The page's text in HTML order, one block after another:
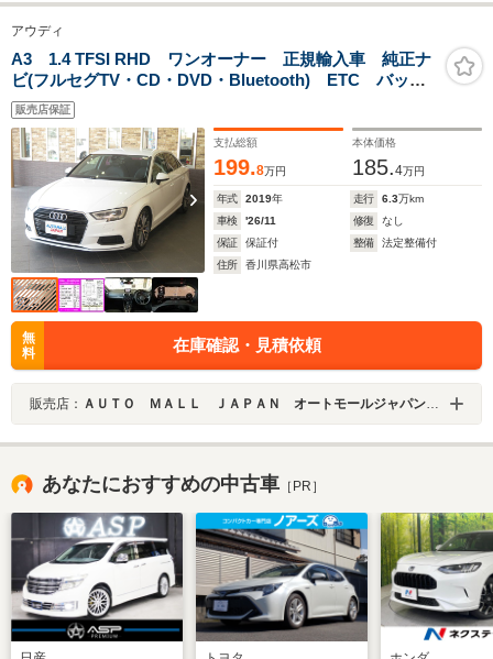
アウディ
A3 1.4 TFSI RHD ワンオーナー 正規輸入車 純正ナ
ビ(フルセグTV・CD・DVD・Bluetooth) ETC バック
カメラ ドライブレコーダー アウディプレセンス リ
アフォグ ダウンサス マニュアルモード付 スペアス
マートキー
販売店保証
支払総額
199.8万円
本体価格
185.4万円
年式 2019年 走行 6.3万km
車検
'26/11 修復
なし
保証
保証付 整備
法定整備付
住所
香川県高松市
無
料
在庫確認・見積依頼
販売店： ＡＵＴＯ ＭＡＬＬ ＪＡＰＡＮ オートモールジャパン株式会社
あなたにおすすめの中古車 ［PR］